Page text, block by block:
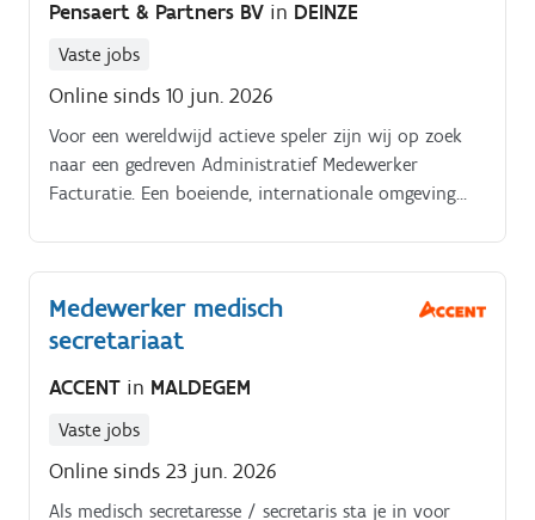
Pensaert & Partners BV in DEINZE
Vaste jobs
Online sinds 10 jun. 2026
Voor een wereldwijd actieve speler zijn wij op zoek
naar een gedreven Administratief Medewerker
Facturatie. Een boeiende, internationale omgeving
Medewerker medisch
secretariaat
ACCENT in MALDEGEM
Vaste jobs
Online sinds 23 jun. 2026
Als medisch secretaresse / secretaris sta je in voor